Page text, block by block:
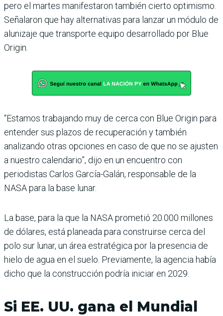
pero el martes manifestaron también cierto optimismo.
Señalaron que hay alternativas para lanzar un módulo de
alunizaje que transporte equipo desarrollado por Blue
Origin.
“Estamos trabajando muy de cerca con Blue Origin para
entender sus plazos de recuperación y también
analizando otras opciones en caso de que no se ajusten
a nuestro calendario”, dijo en un encuentro con
periodistas Carlos García-Galán, responsable de la
NASA para la base lunar.
La base, para la que la NASA prometió 20.000 millones
de dólares, está planeada para construirse cerca del
polo sur lunar, un área estratégica por la presencia de
hielo de agua en el suelo. Previamente, la agencia había
dicho que la construcción podría iniciar en 2029.
Si EE. UU. gana el Mundial